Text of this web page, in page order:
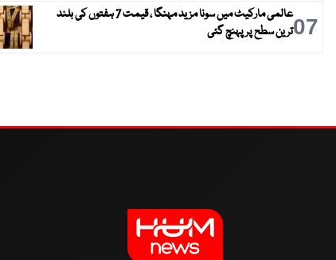
07
عالمی مارکیٹ میں سونا مزید مہنگا ، قیمت 7 ہفتوں کی بلند
ترین سطح پر پہنچ گئی